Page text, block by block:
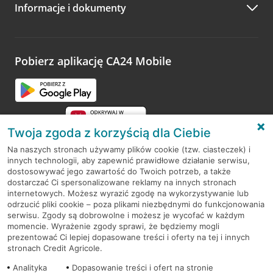
Zachęcamy do podzielenia się z nami opinią o wizycie.
opinie.
Informacje i dokumenty
Pobierz aplikację CA24 Mobile
RODO
Regulamin serwisu
Mapa serwisu
PolitykaCookies
Twoja zgoda z korzyścią dla Ciebie
Na naszych stronach używamy plików cookie (tzw. ciasteczek) i
innych technologii, aby zapewnić prawidłowe działanie serwisu,
dostosowywać jego zawartość do Twoich potrzeb, a także
dostarczać Ci spersonalizowane reklamy na innych stronach
internetowych. Możesz wyrazić zgodę na wykorzystywanie lub
odrzucić pliki cookie – poza plikami niezbędnymi do funkcjonowania
serwisu. Zgody są dobrowolne i możesz je wycofać w każdym
momencie. Wyrażenie zgody sprawi, że będziemy mogli
prezentować Ci lepiej dopasowane treści i oferty na tej i innych
stronach Credit Agricole.
Analityka
Dopasowanie treści i ofert na stronie